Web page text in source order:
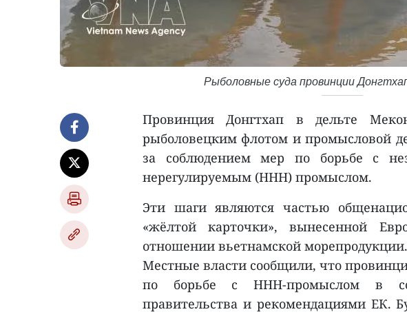
Рыболовные суда провинции
Провинция Донгтхап в дельте
рыболовецким флотом и промысловой
за соблюдением мер по борьбе с
нерегулируемым (ННН) промыслом.
Эти шаги являются частью
«жёлтой карточки», вынесенной
отношении вьетнамской морепродукции.
Местные власти сообщили, что
по борьбе с ННН-промыслом в
правительства и рекомендациями ЕК.